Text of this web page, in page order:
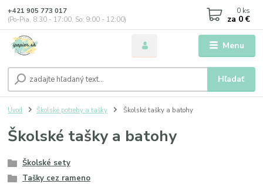
Menu
Hľadať
+421 905 773 017
(Po-Pia, 8:30 - 17:00, So: 9:00 - 12:00)
0 ks
za 0 €
Úvod Školské potreby a tašky Školské tašky a batohy
Školské tašky a batohy
Školské sety
Tašky cez rameno